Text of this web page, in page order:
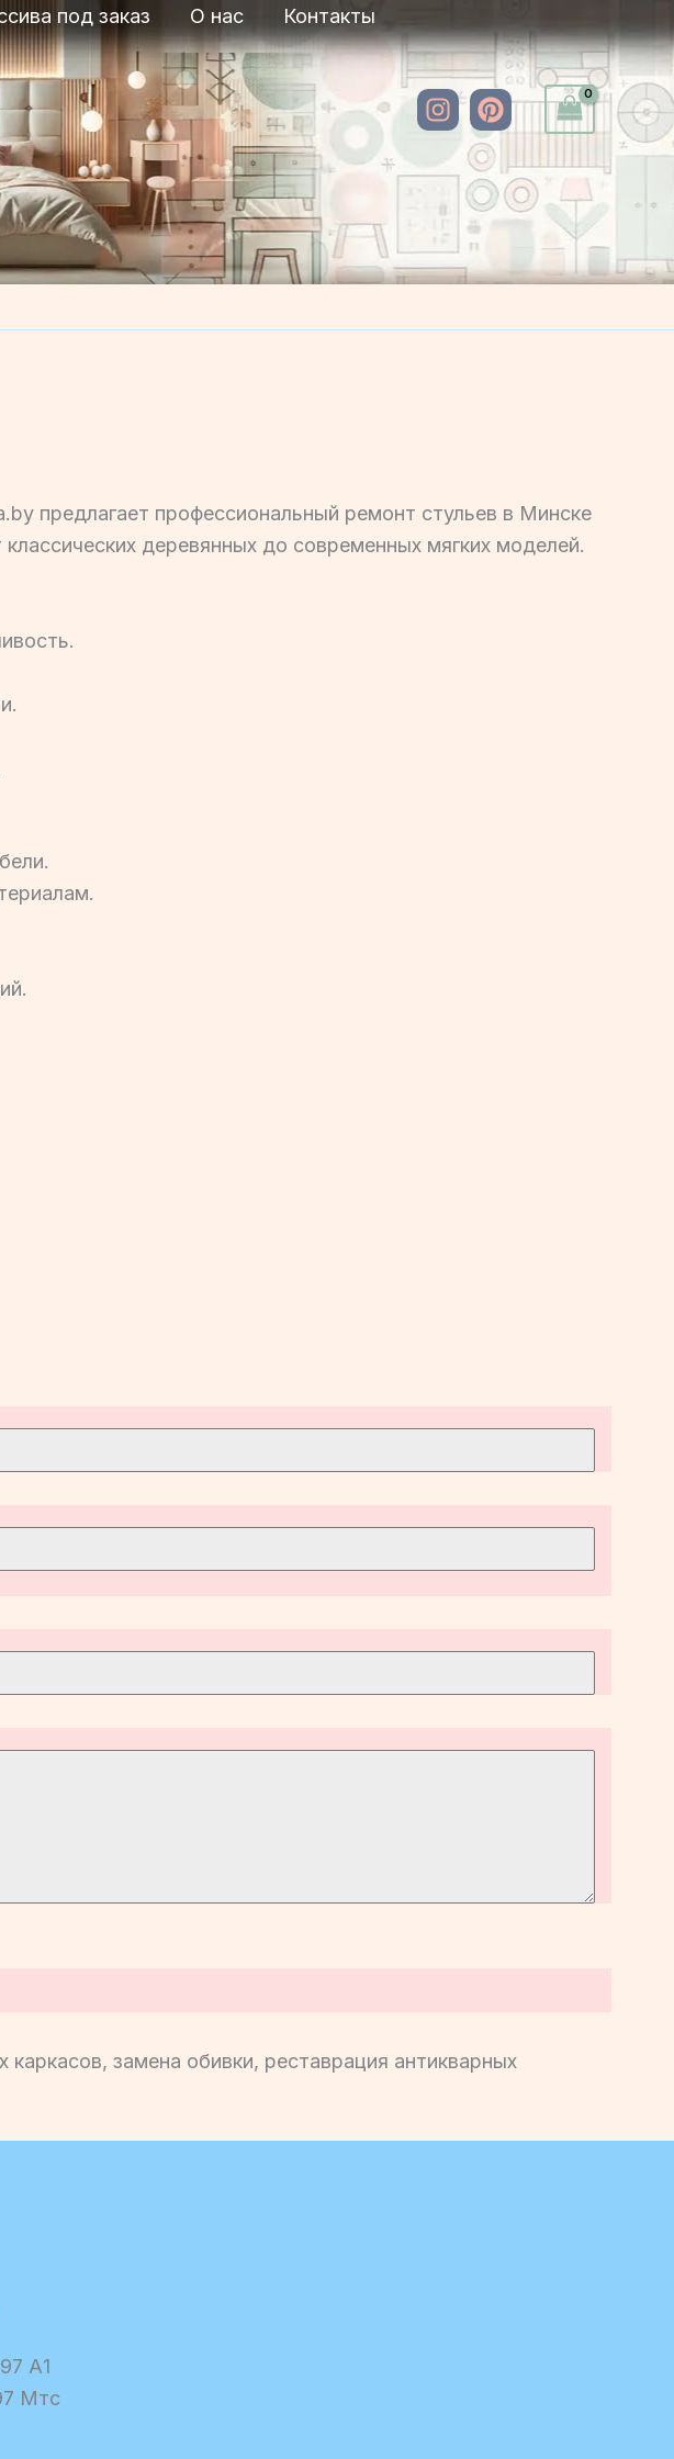
под заказ О нас Контакты
предлагает профессиональный ремонт стульев в Минске
деревянных до современных мягких моделей.
замена обивки, реставрация антикварных
А1
Мтс